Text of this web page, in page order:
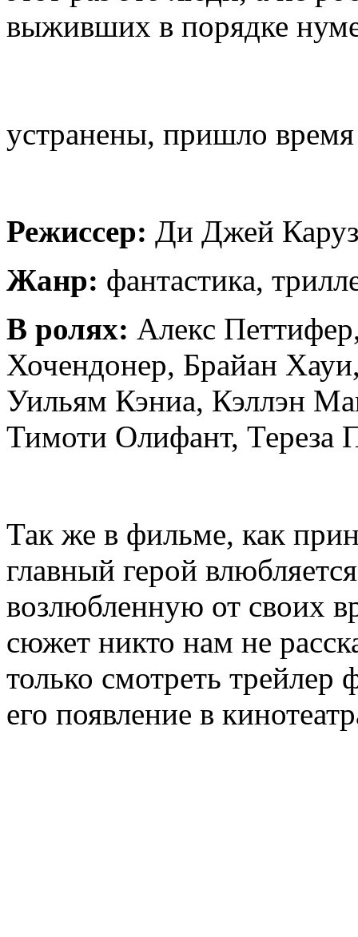
выживших в порядке
устранены, пришло
Режиссер: Ди Джей
Жанр: фантастика,
В ролях: Алекс
Хочендонер, Брайан
Уильям Кэниа, Кэллэн
Тимоти Олифант, Тереза
Так же в фильме, как
главный герой
возлюбленную от своих
сюжет никто нам не
только смотреть
его появление в